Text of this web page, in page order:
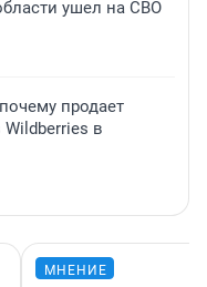
ушел на СВО
продает
в
МНЕНИЕ